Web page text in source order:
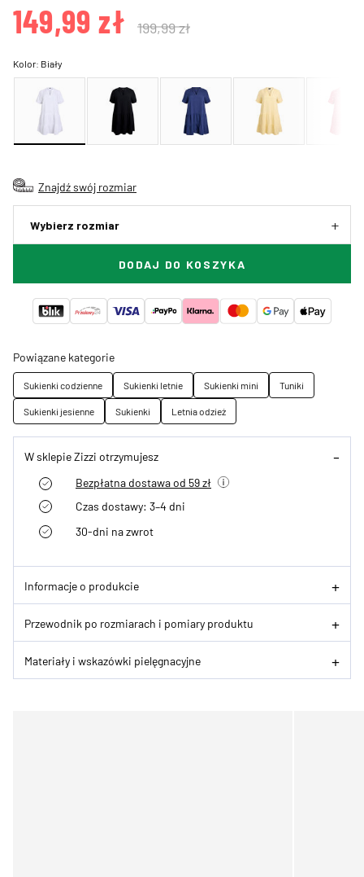
149,99 zł 199,99 zł
Kolor: Biały
Znajdź swój rozmiar
Wybierz rozmiar
DODAJ DO KOSZYKA
Powiązane kategorie
Sukienki codzienne Sukienki letnie Sukienki mini
Tuniki
Sukienki jesienne
Sukienki Letnia odzież
W sklepie Zizzi otrzymujesz
Bezpłatna dostawa od 59 zł
Czas dostawy: 3–4 dni
30-dni na zwrot
Informacje o produkcie
Przewodnik po rozmiarach i pomiary produktu
Materiały i wskazówki pielęgnacyjne